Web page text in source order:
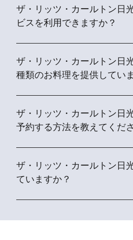
ザ・リッツ・カールトン日
ビスを利用できますか？
ザ・リッツ・カールトン日
種類のお料理を提供してい
ザ・リッツ・カールトン日
予約する方法を教えてくださ
ザ・リッツ・カールトン日
ていますか？